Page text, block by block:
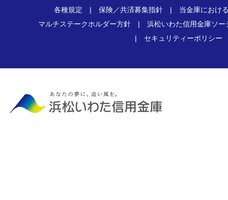
各種規定 | 保険／共済募集指針 | 当金庫におけ
マルチステークホルダー方針 | 浜松いわた信用金庫ソ
| セキュリティーポリシー